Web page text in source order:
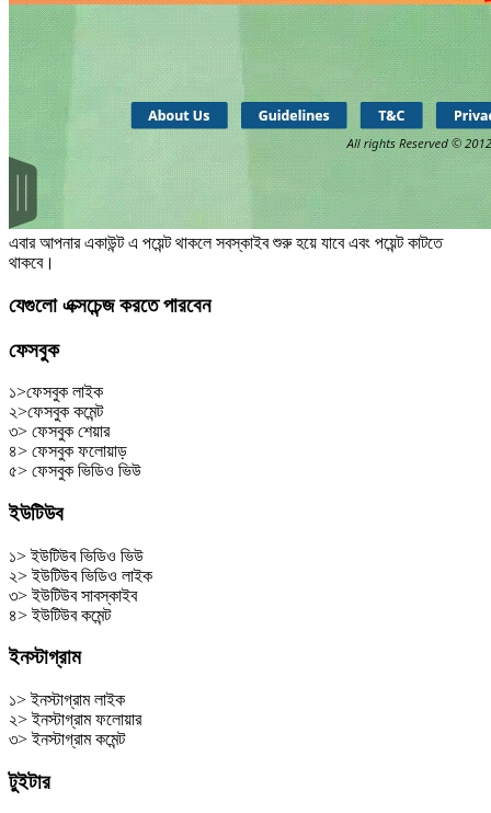
এবার আপনার একাউন্ট এ পয়েন্ট থাকলে সবস্কাইব শুরু হয়ে যাবে এবং পয়েন্ট কাটতে
থাকবে।
যেগুলো এক্সচেন্জ করতে পারবেন
ফেসবুক
১>ফেসবুক লাইক
২>ফেসবুক কমেন্ট
৩> ফেসবুক শেয়ার
৪> ফেসবুক ফলোয়াড়
৫> ফেসবুক ভিডিও ভিউ
ইউটিউব
১> ইউটিউব ভিডিও ভিউ
২> ইউটিউব ভিডিও লাইক
৩> ইউটিউব সাবস্কাইব
৪> ইউটিউব কমেন্ট
ইনস্টাগ্রাম
১> ইনস্টাগ্রাম লাইক
২> ইনস্টাগ্রাম ফলোয়ার
৩> ইনস্টাগ্রাম কমেন্ট
টুইটার